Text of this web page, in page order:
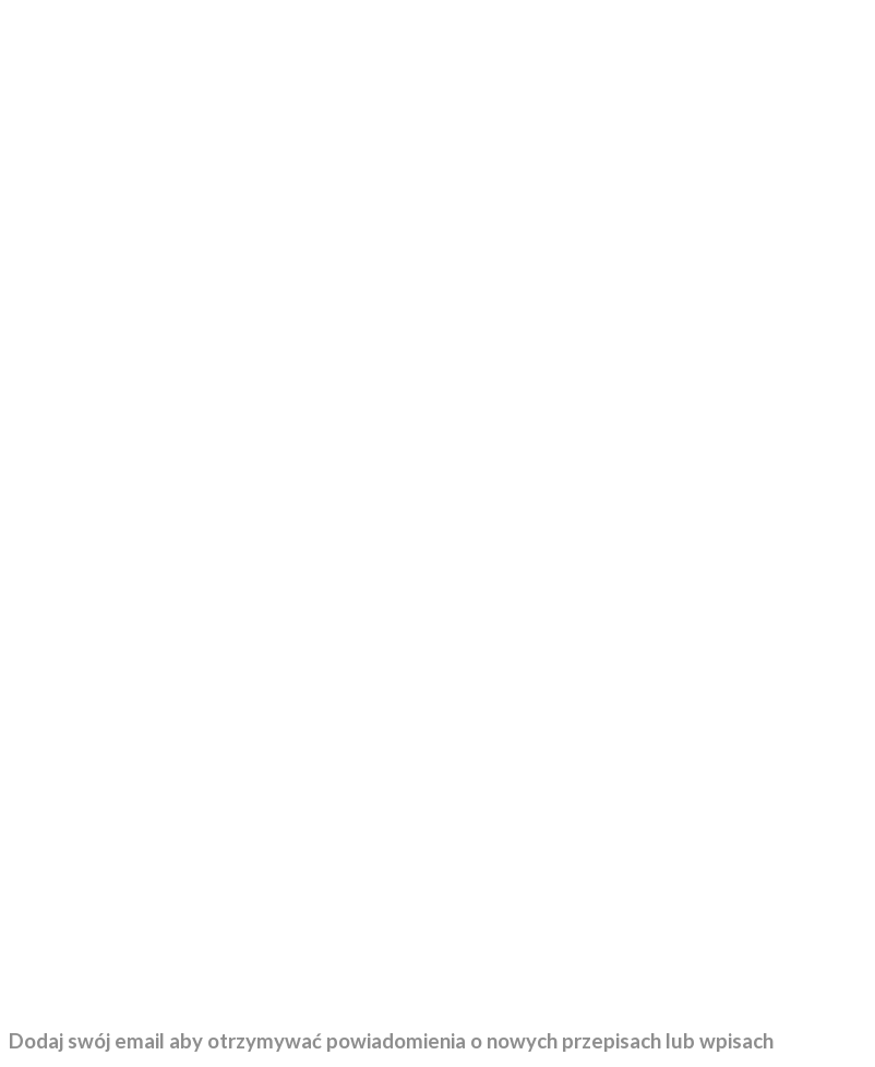
Dodaj swój email aby otrzymywać powiadomienia o nowych przepisach lub wpisach